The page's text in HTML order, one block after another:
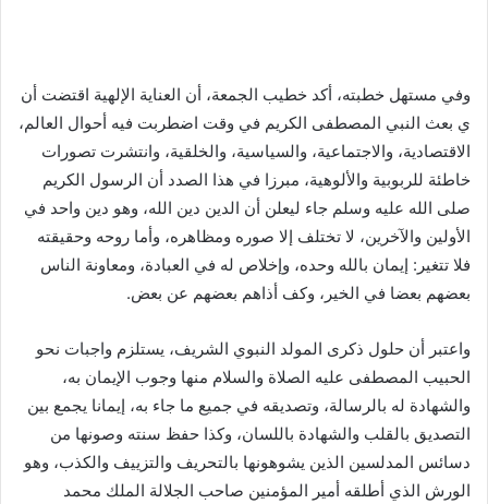
وفي مستهل خطبته، أكد خطيب الجمعة، أن العناية الإلهية اقتضت أن
ي بعث النبي المصطفى الكريم في وقت اضطربت فيه أحوال العالم،
الاقتصادية، والاجتماعية، والسياسية، والخلقية، وانتشرت تصورات
خاطئة للربوبية والألوهية، مبرزا في هذا الصدد أن الرسول الكريم
صلى الله عليه وسلم جاء ليعلن أن الدين دين الله، وهو دين واحد في
الأولين والآخرين، لا تختلف إلا صوره ومظاهره، وأما روحه وحقيقته
فلا تتغير: إيمان بالله وحده، وإخلاص له في العبادة، ومعاونة الناس
بعضهم بعضا في الخير، وكف أذاهم بعضهم عن بعض.
واعتبر أن حلول ذكرى المولد النبوي الشريف، يستلزم واجبات نحو
الحبيب المصطفى عليه الصلاة والسلام منها وجوب الإيمان به،
والشهادة له بالرسالة، وتصديقه في جميع ما جاء به، إيمانا يجمع بين
التصديق بالقلب والشهادة باللسان، وكذا حفظ سنته وصونها من
دسائس المدلسين الذين يشوهونها بالتحريف والتزييف والكذب، وهو
الورش الذي أطلقه أمير المؤمنين صاحب الجلالة الملك محمد